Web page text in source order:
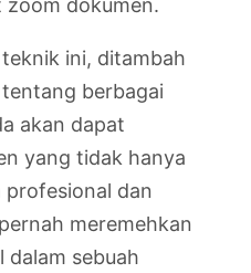
zoom dokumen.
ini, ditambah
berbagai
akan dapat
yang tidak hanya
dan
meremehkan
dalam sebuah